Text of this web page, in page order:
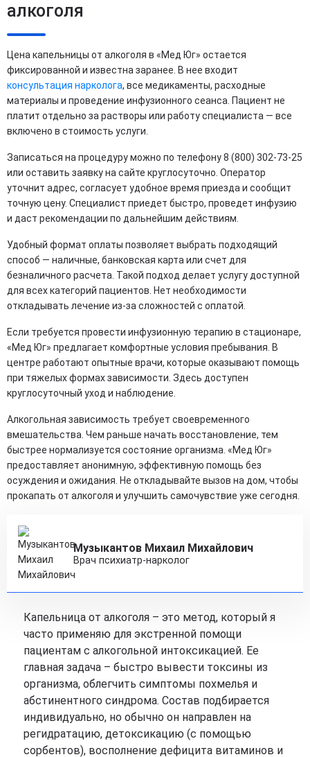
алкоголя
Цена капельницы от алкоголя в «Мед Юг» остается
фиксированной и известна заранее. В нее входит
консультация нарколога, все медикаменты, расходные
материалы и проведение инфузионного сеанса. Пациент не
платит отдельно за растворы или работу специалиста — все
включено в стоимость услуги.
Записаться на процедуру можно по телефону 8 (800) 302-73-25
или оставить заявку на сайте круглосуточно. Оператор
уточнит адрес, согласует удобное время приезда и сообщит
точную цену. Специалист приедет быстро, проведет инфузию
и даст рекомендации по дальнейшим действиям.
Удобный формат оплаты позволяет выбрать подходящий
способ — наличные, банковская карта или счет для
безналичного расчета. Такой подход делает услугу доступной
для всех категорий пациентов. Нет необходимости
откладывать лечение из-за сложностей с оплатой.
Если требуется провести инфузионную терапию в стационаре,
«Мед Юг» предлагает комфортные условия пребывания. В
центре работают опытные врачи, которые оказывают помощь
при тяжелых формах зависимости. Здесь доступен
круглосуточный уход и наблюдение.
Алкогольная зависимость требует своевременного
вмешательства. Чем раньше начать восстановление, тем
быстрее нормализуется состояние организма. «Мед Юг»
предоставляет анонимную, эффективную помощь без
осуждения и ожидания. Не откладывайте вызов на дом, чтобы
прокапать от алкоголя и улучшить самочувствие уже сегодня.
Музыкантов Михаил Михайлович
Врач психиатр-нарколог
Капельница от алкоголя – это метод, который я
часто применяю для экстренной помощи
пациентам с алкогольной интоксикацией. Ее
главная задача – быстро вывести токсины из
организма, облегчить симптомы похмелья и
абстинентного синдрома. Состав подбирается
индивидуально, но обычно он направлен на
регидратацию, детоксикацию (с помощью
сорбентов), восполнение дефицита витаминов и